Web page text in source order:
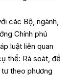
các Bộ, ngành,
Chính phủ
luật liên quan
thể: Rà soát, đề
theo phương